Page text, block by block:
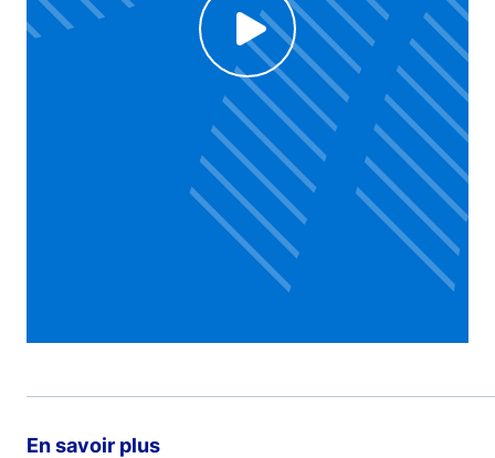
Voir la vidéo
Click to enable Youtube cookies and see content
En savoir plus